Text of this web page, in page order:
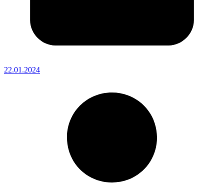
22.01.2024